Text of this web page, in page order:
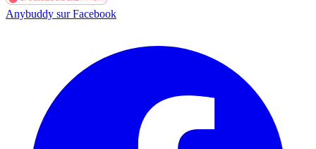
Anybuddy sur Facebook